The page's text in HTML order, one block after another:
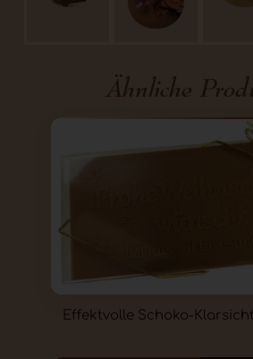
Ähnliche
Effektvolle Schoko-